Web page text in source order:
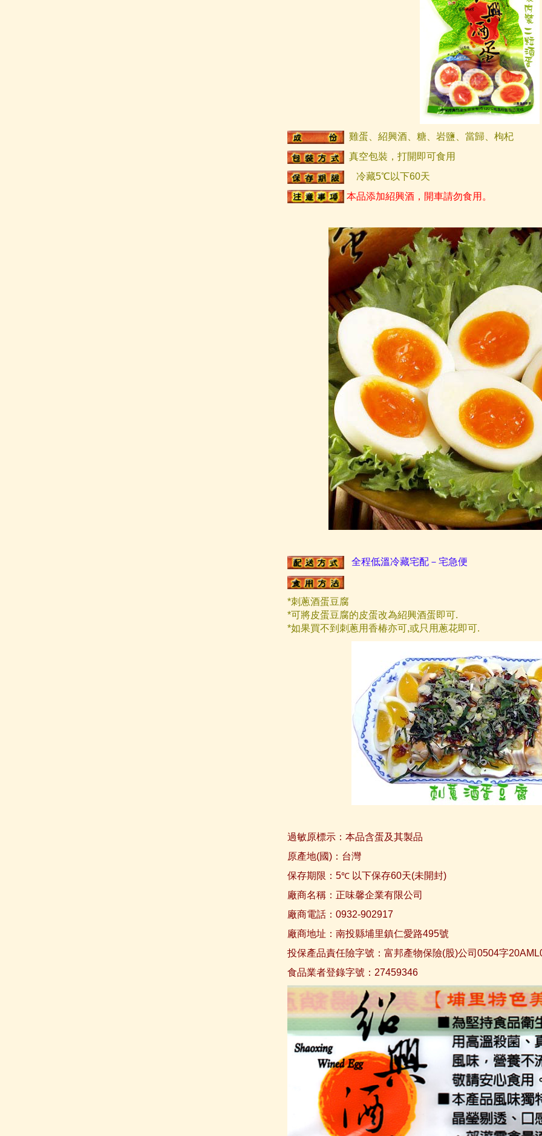
雞蛋、紹興酒、糖、岩鹽、當歸、枸杞
真空包裝，打開即可食用
冷藏5℃以下60天
本品添加紹興酒，開車請勿食用。
全程低溫冷藏宅配－宅急便
*刺蔥酒蛋豆腐
*可將皮蛋豆腐的皮蛋改為紹興酒蛋即可.
*如果買不到刺蔥用香椿亦可,或只用蔥花即可.
過敏原標示：本品含蛋及其製品
原產地(國)：台灣
保存期限：5℃ 以下保存60天(未開封)
廠商名稱：正味馨企業有限公司
廠商電話：0932-902917
廠商地址：南投縣埔里鎮仁愛路495號
投保產品責任險字號：富邦產物保險(股)公司0504字
食品業者登錄字號：27459346